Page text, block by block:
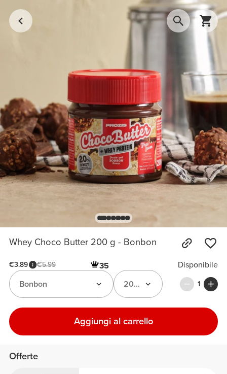
Whey Choco Butter 200 g - Bonbon
€3.89 €5.99 35
Disponibile
200 g
Bonbon 1
Aggiungi al carrello
Offerte